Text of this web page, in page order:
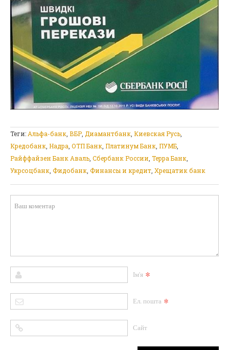
Теги:Альфа-банк, ВБР, Диамантбанк, Киевская Русь,
Кредобанк, Надра, ОТП Банк, Платинум Банк, ПУМБ,
Райффайзен Банк Аваль, Сбербанк России, Терра Банк,
Укрсоцбанк, Фидобанк, Финансы и кредит, Хрещатик банк
Ім'я *
Ел. пошта *
Сайт